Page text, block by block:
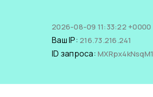
2026-08-09 11:33:22 +0000
Ваш IP: 216.73.216.241
ID запроса: MXRpx4kNsqM1